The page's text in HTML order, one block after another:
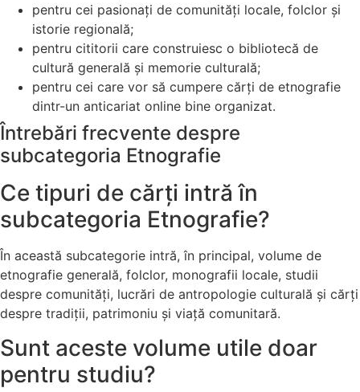
pentru cei pasionați de comunități locale, folclor și
istorie regională;
pentru cititorii care construiesc o bibliotecă de
cultură generală și memorie culturală;
pentru cei care vor să cumpere cărți de etnografie
dintr-un anticariat online bine organizat.
Întrebări frecvente despre
subcategoria Etnografie
Ce tipuri de cărți intră în
subcategoria Etnografie?
În această subcategorie intră, în principal, volume de
etnografie generală, folclor, monografii locale, studii
despre comunități, lucrări de antropologie culturală și cărți
despre tradiții, patrimoniu și viață comunitară.
Sunt aceste volume utile doar
pentru studiu?